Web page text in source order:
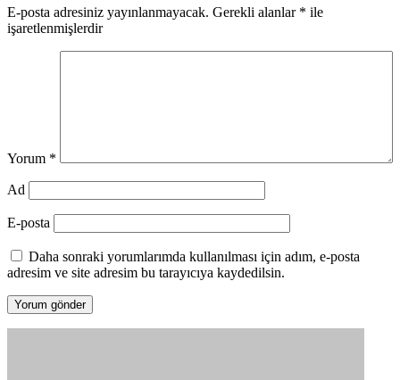
E-posta adresiniz yayınlanmayacak. Gerekli alanlar * ile
işaretlenmişlerdir
Yorum *
Ad
E-posta
Daha sonraki yorumlarımda kullanılması için adım, e-posta
adresim ve site adresim bu tarayıcıya kaydedilsin.